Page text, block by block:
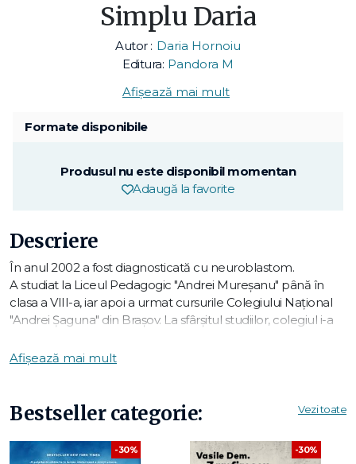
Simplu Daria
Autor : Daria Hornoiu
Editura: Pandora M
Afișează mai mult
Formate disponibile
Produsul nu este disponibil momentan
Adaugă la favorite
Descriere
În anul 2002 a fost diagnosticată cu neuroblastom.
A studiat la Liceul Pedagogic "Andrei Mureşanu" până în
clasa a VIII-a, iar apoi a urmat cursurile Colegiului Naţional
"Andrei Șaguna" din Braşov. La sfârşitul studiilor, colegiul i-a
În 2006, a publicat cartea "Dincolo de oră". În anul 2008
Urma să încheie cursurile Facultăţii de Psihologie din cadrul
Universităţii Transilvania din Braşov ca şefă de promoţie.
Pasiunea ei cea mai mare a fost astronomia. La vârsta de
Afișează mai mult
Bestseller categorie: Vezi toate
-30% -30%